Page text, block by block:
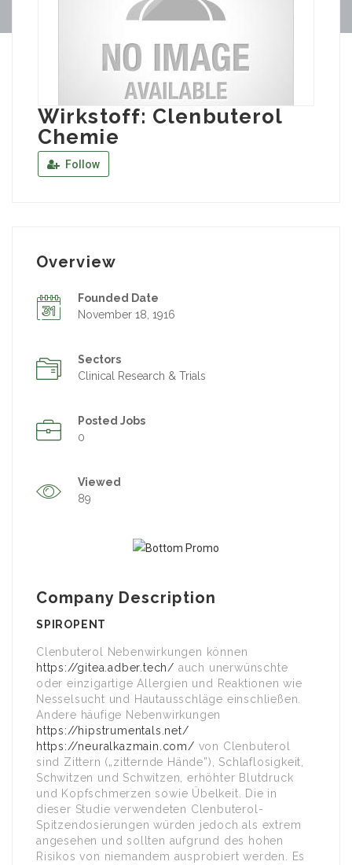
Wirkstoff: Clenbuterol
Chemie
Follow
Overview
Founded Date
November 18, 1916
Sectors
Clinical Research & Trials
Posted Jobs
0
Viewed
89
Company Description
SPIROPENT
Clenbuterol Nebenwirkungen können
https://gitea.adber.tech/ auch unerwünschte
oder einzigartige Allergien und Reaktionen wie
Nesselsucht und Hautausschläge einschließen.
Andere häufige Nebenwirkungen
https://hipstrumentals.net/
https://neuralkazmain.com/ von Clenbuterol
sind Zittern („zitternde Hände”), Schlaflosigkeit,
Schwitzen und Schwitzen, erhöhter Blutdruck
und Kopfschmerzen sowie Übelkeit. Die in
dieser Studie verwendeten Clenbuterol-
Spitzendosierungen würden jedoch als extrem
angesehen und sollten aufgrund des hohen
Risikos von niemandem ausprobiert werden. Es